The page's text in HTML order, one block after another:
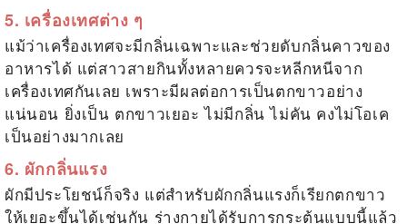
5. เครื่องเทศต่าง ๆ
แม้ว่าเครื่องเทศจะมีกลิ่นเฉพาะและช่วยดับกลิ่นคาวของ
อาหารได้ แต่สาวสายกินทั้งหลายควรจะหลีกหนีจาก
เครื่องเทศกันเลย เพราะมีผลต่อการเป็นตกขาวอย่าง
แน่นอน ยิ่งเป็น ตกขาวเยอะ ไม่มีกลิ่น ไม่คัน คงไม่โอเค
เป็นอย่างมากเลย
6. ผักกลิ่นแรง
ผักมีประโยชน์ก็จริง แต่สำหรับผักกลิ่นแรงก็เรียกตกขาว
ให้เยอะขึ้นได้เช่นกัน ร่างกายได้รับการกระตุ้นแบบนี้แล้ว